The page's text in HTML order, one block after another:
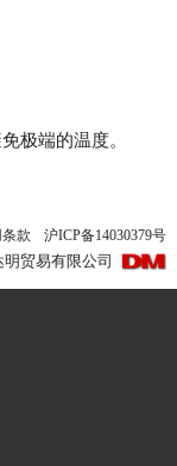
极端的温度。
款 沪ICP备14030379号
明贸易有限公司